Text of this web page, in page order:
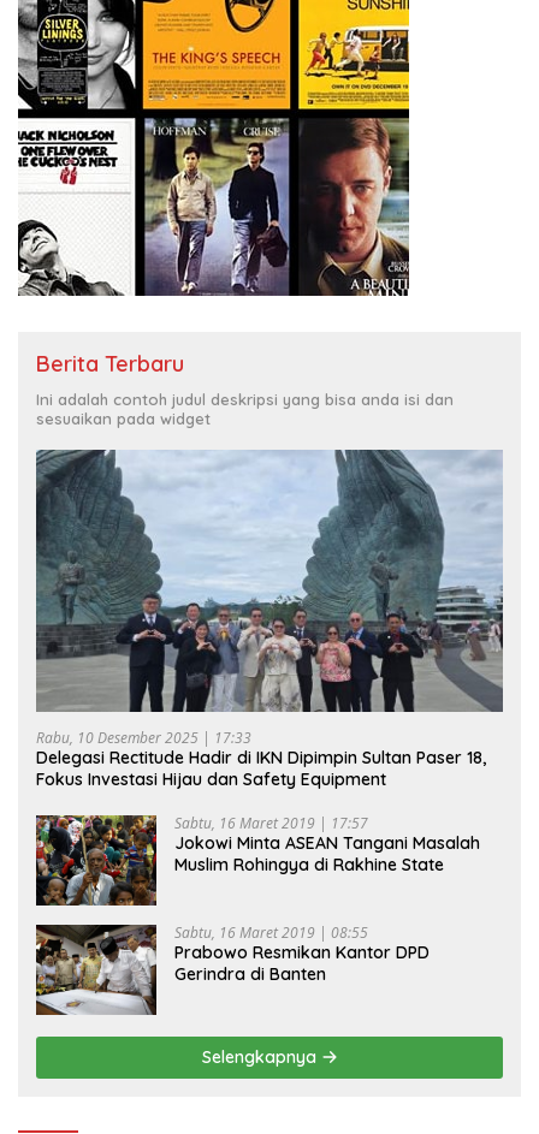
Berita Terbaru
Ini adalah contoh judul deskripsi yang bisa anda isi dan
sesuaikan pada widget
Rabu, 10 Desember 2025 | 17:33
Delegasi Rectitude Hadir di IKN Dipimpin Sultan Paser 18,
Fokus Investasi Hijau dan Safety Equipment
Sabtu, 16 Maret 2019 | 17:57
Jokowi Minta ASEAN Tangani Masalah
Muslim Rohingya di Rakhine State
Sabtu, 16 Maret 2019 | 08:55
Prabowo Resmikan Kantor DPD
Gerindra di Banten
Selengkapnya